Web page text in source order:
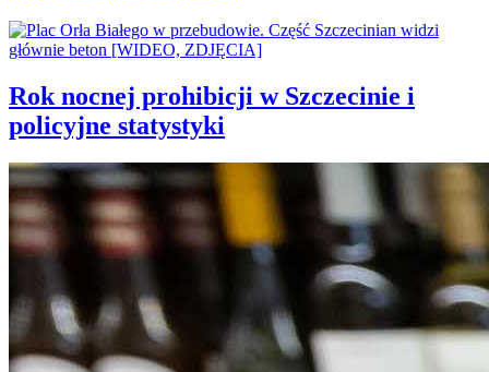
Rok nocnej prohibicji w Szczecinie i
policyjne statystyki